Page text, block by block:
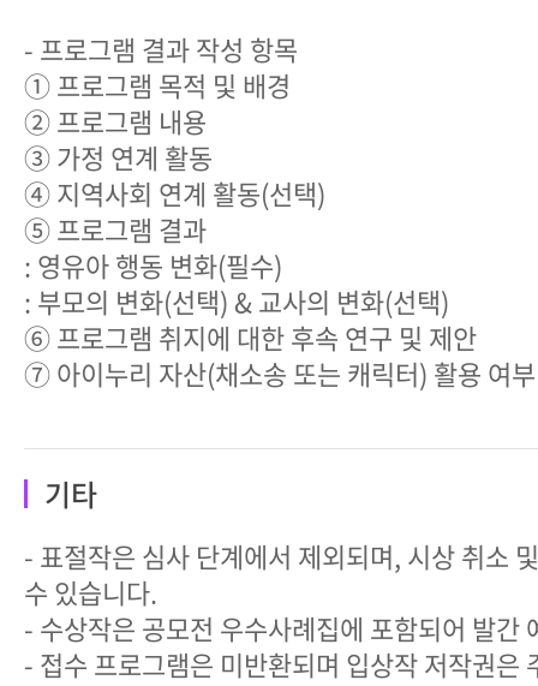
- 프로그램 결과 작성 항목
① 프로그램 목적 및 배경
② 프로그램 내용
③ 가정 연계 활동
④ 지역사회 연계 활동(선택)
⑤ 프로그램 결과
: 영유아 행동 변화(필수)
: 부모의 변화(선택) & 교사의 변화(선택)
⑥ 프로그램 취지에 대한 후속 연구 및 제안
⑦ 아이누리 자산(채소송 또는 캐릭터) 활용 여
기타
- 표절작은 심사 단계에서 제외되며, 시상 취소
수 있습니다.
- 수상작은 공모전 우수사례집에 포함되어 발간
- 접수 프로그램은 미반환되며 입상작 저작권은